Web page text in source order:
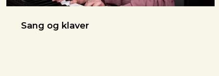
Sang og klaver